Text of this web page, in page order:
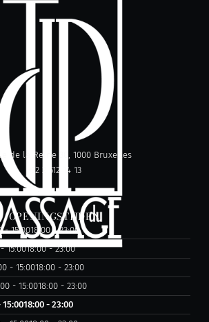
de la Reine 30, 1000 Bruxelles
+32 2 512 14 13
OPENINGSTIJDEN
- 15:0018:00 - 23:00
15:0018:00 - 23:00
- 15:0018:00 - 23:00
- 15:0018:00 - 23:00
15:0018:00 - 23:00